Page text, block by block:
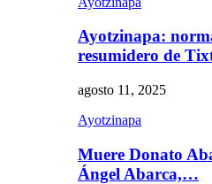
Ayotzinapa:
resumidero de
agosto 11, 2025
Ayotzinapa
Muere Donato
Ángel Abarca,…